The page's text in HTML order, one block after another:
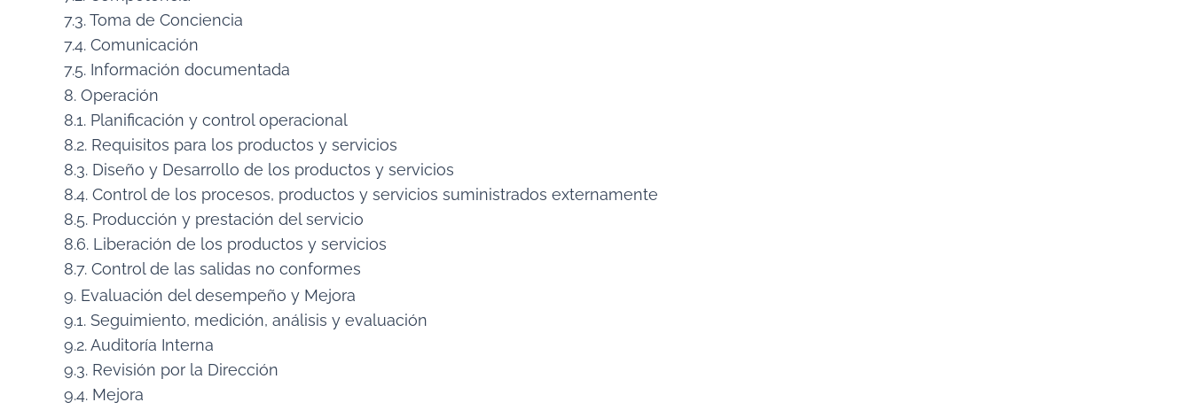
7.3. Toma de Conciencia
7.4. Comunicación
7.5. Información documentada
8. Operación
8.1. Planificación y control operacional
8.2. Requisitos para los productos y servicios
8.3. Diseño y Desarrollo de los productos y servicios
8.4. Control de los procesos, productos y servicios suministrados externamente
8.5. Producción y prestación del servicio
8.6. Liberación de los productos y servicios
8.7. Control de las salidas no conformes
9. Evaluación del desempeño y Mejora
9.1. Seguimiento, medición, análisis y evaluación
9.2. Auditoría Interna
9.3. Revisión por la Dirección
9.4. Mejora